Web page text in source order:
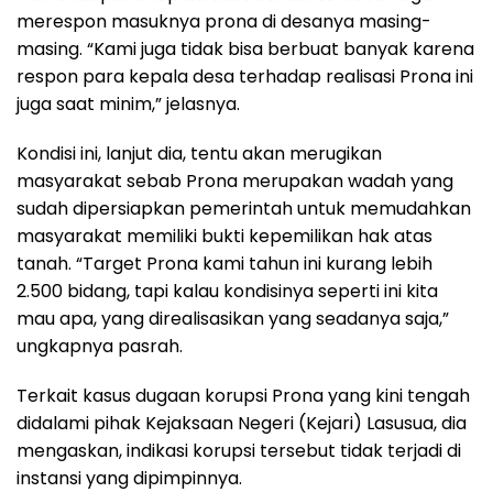
merespon masuknya prona di desanya masing-
masing. “Kami juga tidak bisa berbuat banyak karena
respon para kepala desa terhadap realisasi Prona ini
juga saat minim,” jelasnya.
Kondisi ini, lanjut dia, tentu akan merugikan
masyarakat sebab Prona merupakan wadah yang
sudah dipersiapkan pemerintah untuk memudahkan
masyarakat memiliki bukti kepemilikan hak atas
tanah. “Target Prona kami tahun ini kurang lebih
2.500 bidang, tapi kalau kondisinya seperti ini kita
mau apa, yang direalisasikan yang seadanya saja,”
ungkapnya pasrah.
Terkait kasus dugaan korupsi Prona yang kini tengah
didalami pihak Kejaksaan Negeri (Kejari) Lasusua, dia
mengaskan, indikasi korupsi tersebut tidak terjadi di
instansi yang dipimpinnya.